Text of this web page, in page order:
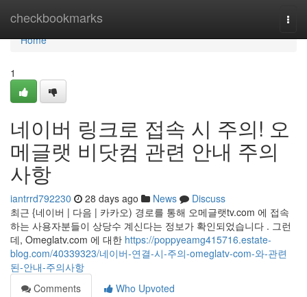
checkbookmarks
Home
Home
1
네이버 링크로 접속 시 주의! 오
메글랫 비닷컴 관련 안내 주의
사항
iantrrd792230 28 days ago News
Discuss
최근 {네이버 | 다음 | 카카오) 경로를 통해 오메글랫tv.com 에 접속
하는 사용자분들이 상당수 계신다는 정보가 확인되었습니다 . 그런
데, Omeglatv.com 에 대한 https://poppyeamg415716.estate-
blog.com/40339323/네이버-연결-시-주의-omeglatv-com-와-관련
된-안내-주의사항
Comments
Who Upvoted